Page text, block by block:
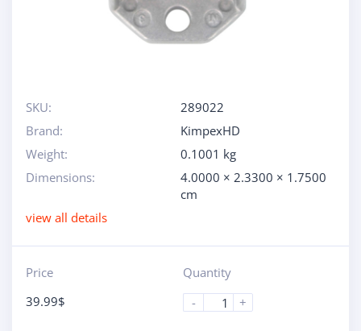
SKU:
289022
Brand:
KimpexHD
Weight:
0.1001 kg
Dimensions:
4.0000 × 2.3300 × 1.7500
cm
view all details
Price
39.99$
Quantity
-
+